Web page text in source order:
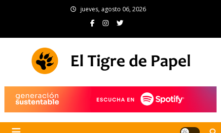
jueves, agosto 06, 2026